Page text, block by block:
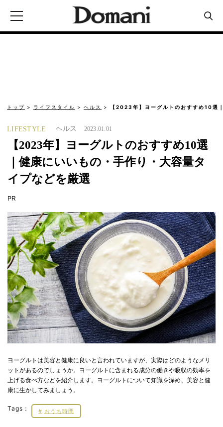
トップ ライフスタイル ヘルス 【2023年】ヨーグルトのおすすめ10選
LIFESTYLE ヘルス 2023.01.01
【2023年】ヨーグルトのおすすめ10選
｜健康にいいもの・手作り・大容量タ
イプなどを厳選
PR
ヨーグルトは美容と健康に良いと言われていますが、実際はどのようなメリ
ットがあるのでしょうか。ヨーグルトに含まれる成分の働きや吸収の効率を
上げる食べ方などを紹介します。ヨーグルトについて知識を深め、美容と健
康に生かしてみましょう。
Tags： おうち時間